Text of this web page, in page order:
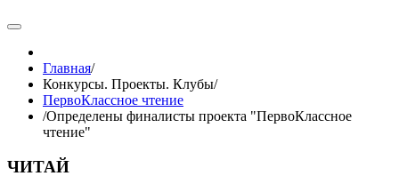
Главная/
Конкурсы. Проекты. Клубы/
ПервоКлассное чтение
/Определены финалисты проекта "ПервоКлассное
чтение"
ЧИТАЙ